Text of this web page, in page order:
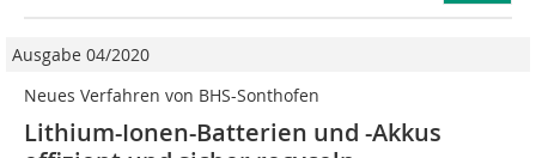
Ausgabe 04/2020
Neues Verfahren von BHS-Sonthofen
Lithium-Ionen-Batterien und -Akkus